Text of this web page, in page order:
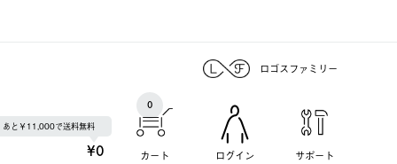
ロゴスファミリー
あと￥11,000で送料無料
¥0 カート
0
ログイン サポート